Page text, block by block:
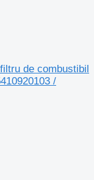
de combustibil
/